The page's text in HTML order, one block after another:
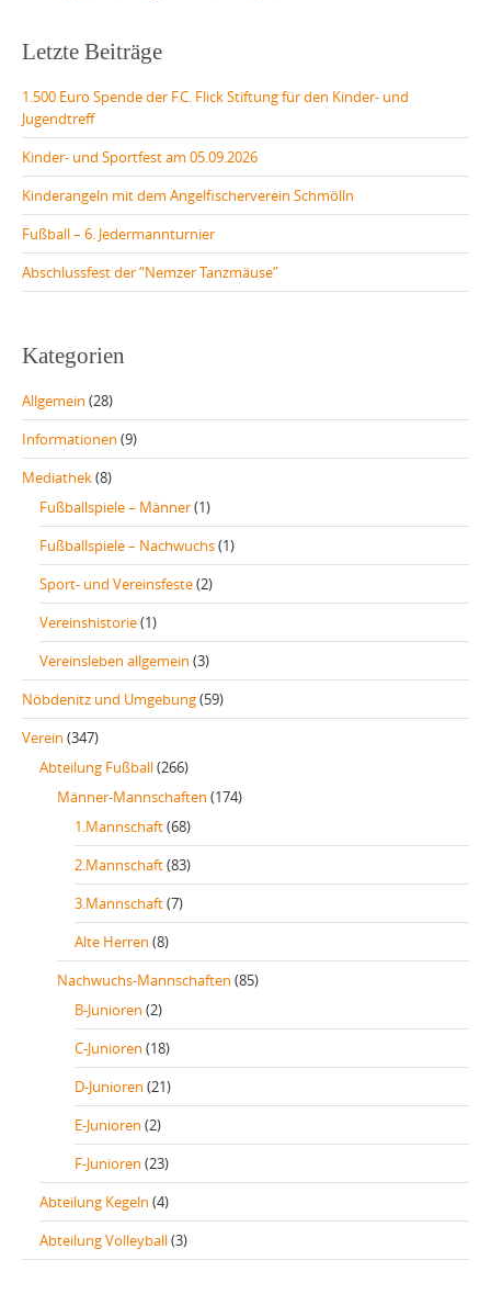
Letzte Beiträge
1.500 Euro Spende der F.C. Flick Stiftung für den Kinder- und
Jugendtreff
Kinder- und Sportfest am 05.09.2026
Kinderangeln mit dem Angelfischerverein Schmölln
Fußball – 6. Jedermannturnier
Abschlussfest der “Nemzer Tanzmäuse”
Kategorien
Allgemein (28)
Informationen (9)
Mediathek(8)
Fußballspiele – Männer(1)
Fußballspiele – Nachwuchs(1)
Sport- und Vereinsfeste(2)
Vereinshistorie(1)
Vereinsleben allgemein (3)
Nöbdenitz und Umgebung(59)
Verein (347)
Abteilung Fußball(266)
Männer-Mannschaften (174)
1.Mannschaft(68)
2.Mannschaft(83)
3.Mannschaft(7)
Alte Herren (8)
Nachwuchs-Mannschaften (85)
B-Junioren (2)
C-Junioren (18)
D-Junioren (21)
E-Junioren (2)
F-Junioren (23)
Abteilung Kegeln (4)
Abteilung Volleyball(3)